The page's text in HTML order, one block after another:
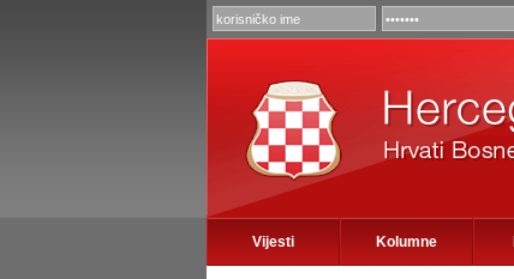
Vijesti Kolumne